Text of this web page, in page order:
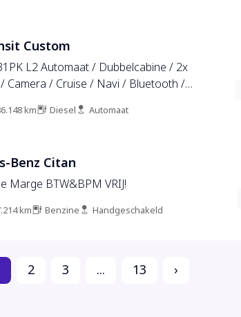
Custom
L2 Automaat / Dubbelcabine / 2x
Camera / Cruise / Navi / Bluetooth /
km Diesel Automaat
Benz Citan
Marge BTW&BPM VRIJ!
km Benzine Handgeschakeld
2 3 ... 13 ›